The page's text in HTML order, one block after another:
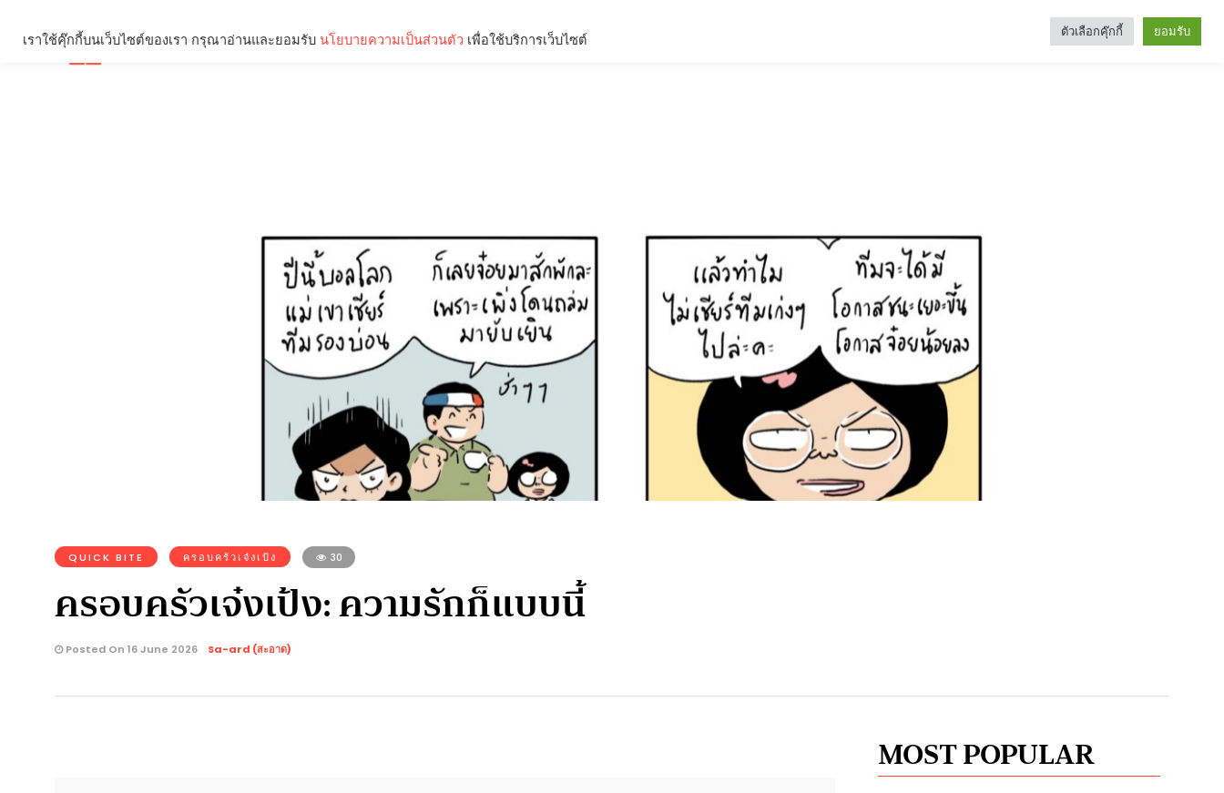
Categories
QUICK BITE ครอบครัวเจ๋งเป้ง 30
ครอบครัวเจ๋งเป้ง: ความรักก็แบบนี้
Posted On 16 June 2026 Sa-ard (สะอาด)
MOST POPULAR
เราใช้คุ๊กกี้บนเว็บไซต์ของเรา กรุณาอ่านและยอมรับ นโยบายความเป็นส่วนตัว เพื่อใช้บริการเว็บไซต์ ตัวเลือกคุ๊กกี้ ยอมรับ